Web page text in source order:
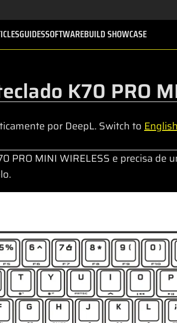
GUIDESSOFTWAREBUILD SHOWCASE
K70 PRO
por DeepL. Switch to
PRO MINI WIRELESS e precisa de